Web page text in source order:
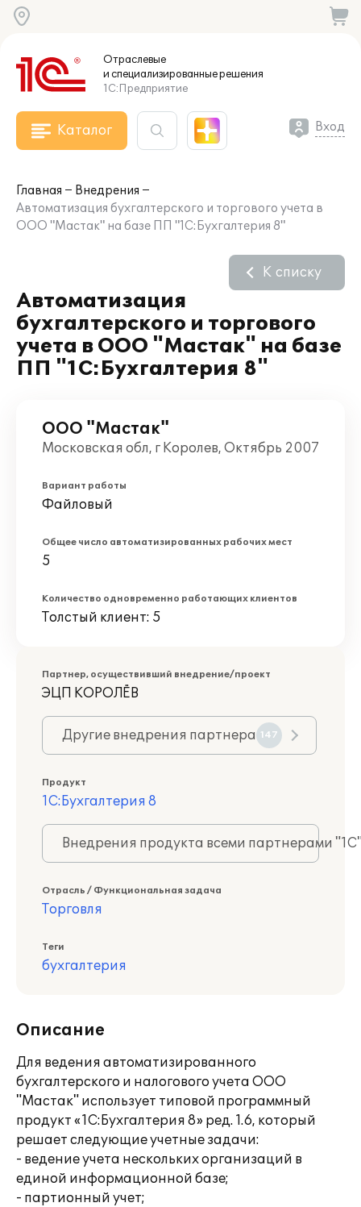
Отраслевые
и специализированныерешения
1С:Предприятие
Каталог Вход
Главная
Внедрения
Автоматизация бухгалтерского и торгового учета в
ООО "Мастак" на базе ПП "1С:Бухгалтерия 8"
Автоматизация
бухгалтерского и торгового
учета в ООО "Мастак" на базе
ПП "1С:Бухгалтерия 8"
К списку
ООО "Мастак"
Московская обл, г Королев, Октябрь 2007
Вариант работы
Файловый
Общее число автоматизированных рабочих мест
5
Количество одновременно работающих клиентов
Толстый клиент: 5
Партнер, осуществивший внедрение/проект
ЭЦП КОРОЛЁВ
Другие внедрения партнера 147
Продукт
1С:Бухгалтерия 8
Внедрения продукта всеми партнерами
Отрасль / Функциональная задача
Торговля
Теги
бухгалтерия
Описание
Для ведения автоматизированного
бухгалтерского и налогового учета ООО
"Мастак" использует типовой программный
продукт «1С:Бухгалтерия 8» ред. 1.6, который
решает следующие учетные задачи:
- ведение учета нескольких организаций в
единой информационной базе;
- партионный учет;